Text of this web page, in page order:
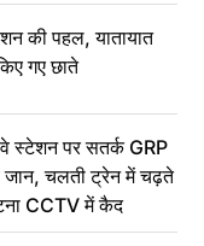
की पहल, यातायात
गए छाते
पर सतर्क GRP
जान, चलती ट्रेन में चढ़ते
CCTV में कैद